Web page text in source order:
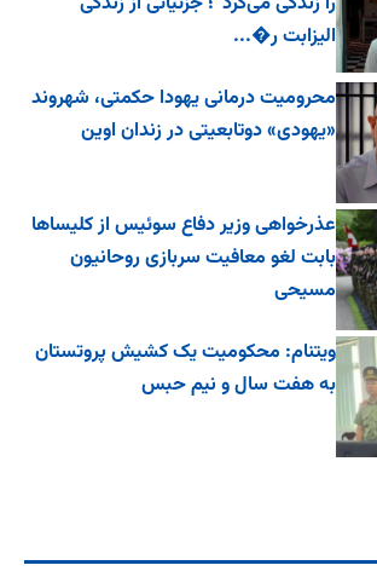
الیزابت ر�...
محرومیت درمانی یهودا حکمتی، شهروند
«یهودی» دوتابعیتی در زندان اوین
عذرخواهی وزیر دفاع سوئیس از کلیساها
بابت لغو معافیت سربازی روحانیون
مسیحی
ویتنام: محکومیت یک کشیش پروتستان
به هفت سال و نیم حبس